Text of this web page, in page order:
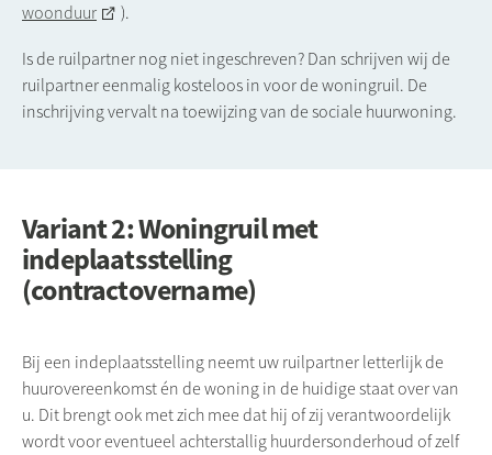
woonduur
).
Is de ruilpartner nog niet ingeschreven? Dan schrijven wij de
ruilpartner eenmalig kosteloos in voor de woningruil. De
inschrijving vervalt na toewijzing van de sociale huurwoning.
Variant 2: Woningruil met
indeplaatsstelling
(contractovername)
Bij een indeplaatsstelling neemt uw ruilpartner letterlijk de
huurovereenkomst én de woning in de huidige staat over van
u. Dit brengt ook met zich mee dat hij of zij verantwoordelijk
wordt voor eventueel achterstallig huurdersonderhoud of zelf